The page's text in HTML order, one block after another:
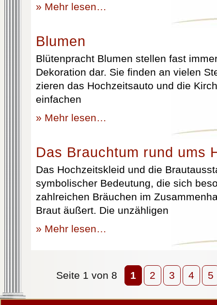
» Mehr lesen…
Blumen
Blütenpracht Blumen stellen fast
Dekoration dar. Sie finden an vielen
zieren das Hochzeitsauto und die
einfachen
» Mehr lesen…
Das Brauchtum rund ums
Das Hochzeitskleid und die
symbolischer Bedeutung, die sich
zahlreichen Bräuchen im
Braut äußert. Die unzähligen
» Mehr lesen…
Seite 1 von 8 1 2 3 4 5